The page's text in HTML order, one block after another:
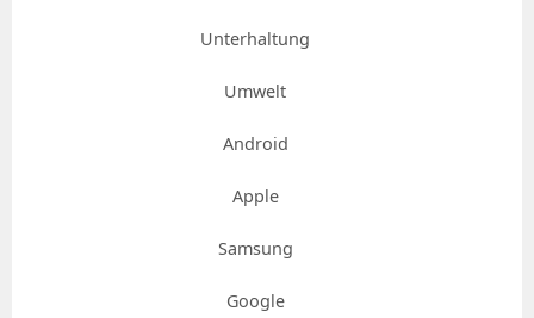
Unterhaltung
Umwelt
Android
Apple
Samsung
Google